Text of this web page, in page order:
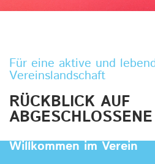
Für eine aktive und
Vereinslandschaft
RÜCKBLICK AUF
Willkommen im Verein